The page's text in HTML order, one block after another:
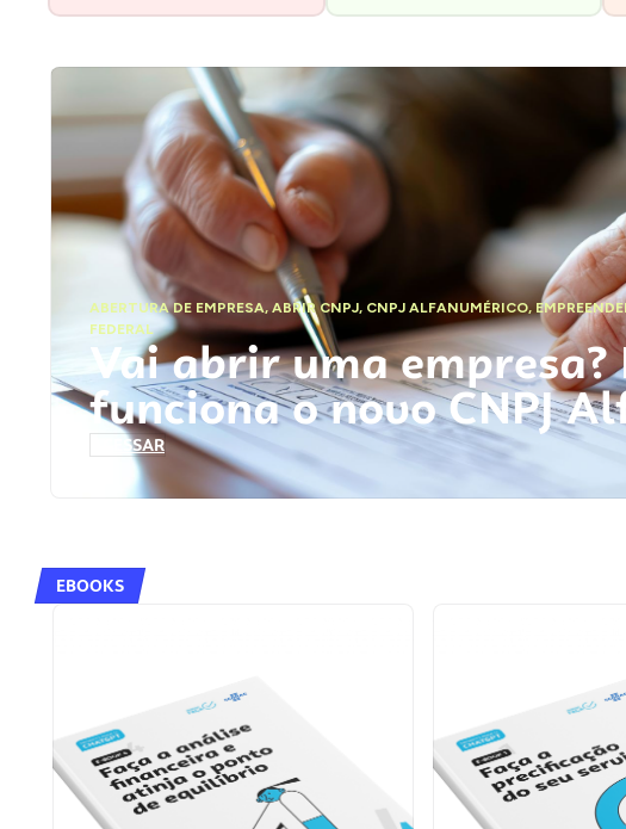
ABERTURA DE EMPRESA,ABRIR CNPJ, CNPJ ALFANUMÉRICO,
FEDERAL
Vai abrir uma empresa?
funciona o novo CNPJ
ACESSAR
EBOOKS